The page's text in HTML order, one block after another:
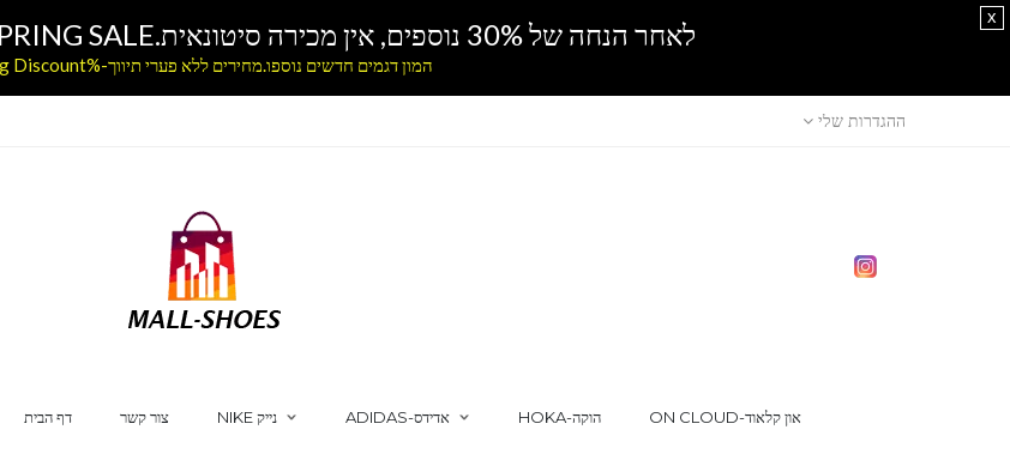
ההגדרות שלי
דף הבית צור קשר NIKE נייק ADIDAS-אדידס HOKA-הוקה ON CLOUD-און קלאוד
לאחר הנחה של 30% נוספים, אין מכירה סיטונאית.SPRING SALE
המון דגמים חדשים נוספו.מחירים ללא פערי תיווך-%Big Discount
x